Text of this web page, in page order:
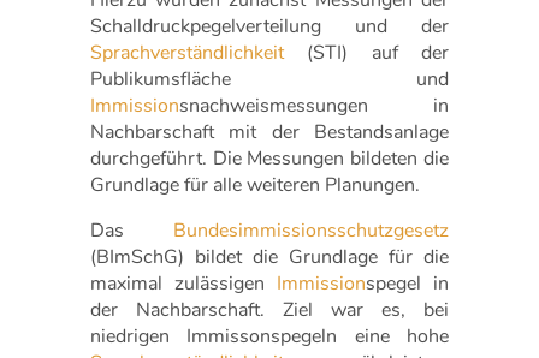
Schalldruckpegelverteilung und der
Sprachverständlichkeit(STI) auf der
Publikumsfläche und
Immissionsnachweismessungen in
Nachbarschaft mit der Bestandsanlage
durchgeführt. Die Messungen bildeten die
Grundlage für alle weiteren Planungen.
Das Bundesimmissionsschutzgesetz
(BImSchG) bildet die Grundlage für die
maximal zulässigen Immissionspegel in
der Nachbarschaft. Ziel war es, bei
niedrigen Immissonspegeln eine hohe